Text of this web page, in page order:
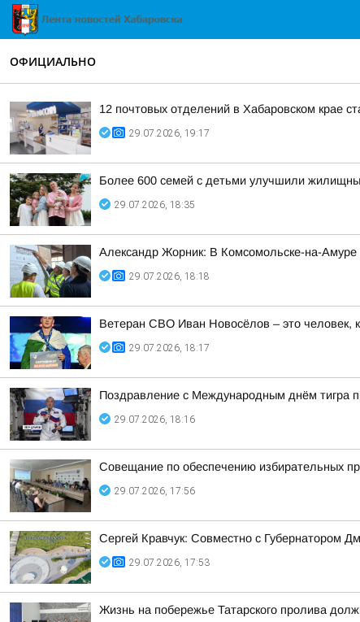
ОФИЦИАЛЬНО
12 почтовых отделений в Хабаровском крае
29.07.2026, 19:17
Более 600 семей с детьми улучшили
29.07.2026, 18:35
Александр Жорник: В Комсомольске-на-Амуре
29.07.2026, 18:18
Ветеран СВО Иван Новосёлов – это человек,
29.07.2026, 18:17
Поздравление с Международным днём тигра
29.07.2026, 18:16
Совещание по обеспечению избирательных
29.07.2026, 17:56
Сергей Кравчук: Совместно с Губернатором
29.07.2026, 17:53
Жизнь на побережье Татарского пролива